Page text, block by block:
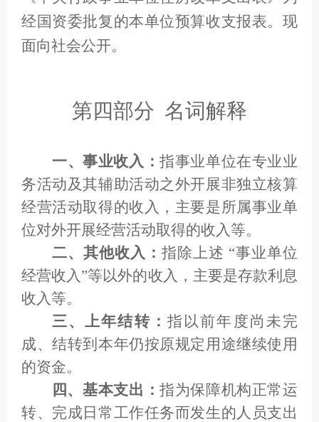
经国资委批复的本单位预算收支报表。现
面向社会公开。
第四部分 名词解释
一、事业收入：指事业单位在专业业
务活动及其辅助活动之外开展非独立核算
经营活动取得的收入，主要是所属事业单
位对外开展经营活动取得的收入等。
二、其他收入： 指除上述 “事业单位
经营收入”等以外的收入，主要是存款利息
收入等。
三、上年结转： 指以前年度尚未完
成、结转到本年仍按原规定用途继续使用
的资金。
四、基本支出：指为保障机构正常运
转、完成日常工作任务而发生的人员支出